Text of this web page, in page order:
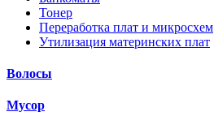
Тонер
Переработка плат и микросхем
Утилизация материнских плат
Волосы
Мусор